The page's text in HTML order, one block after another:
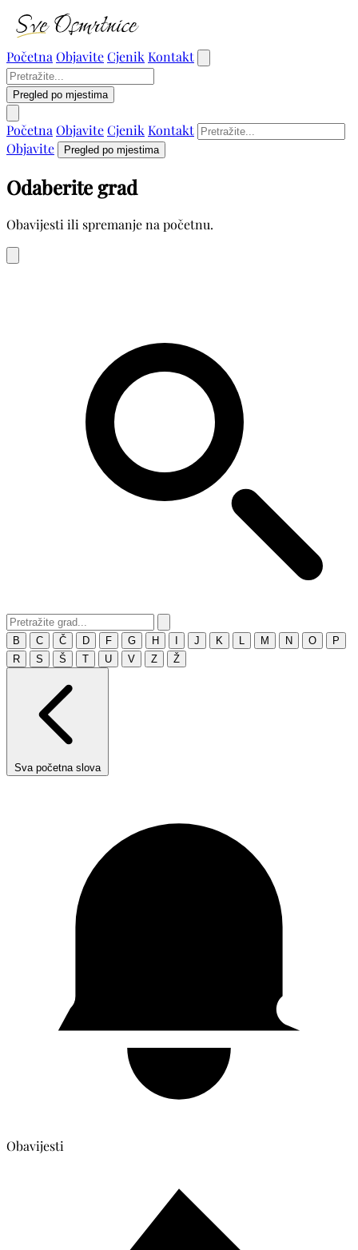
Početna ObjaviteCjenik Kontakt
Pregled po mjestima
Početna ObjaviteCjenik Kontakt
Objavite
Pregled po mjestima
Odaberite grad
Obavijesti ili spremanje na početnu.
B C Č D F G H J K M N O
P
R
S Š T U V Z Ž
Sva početna slova
Obavijesti